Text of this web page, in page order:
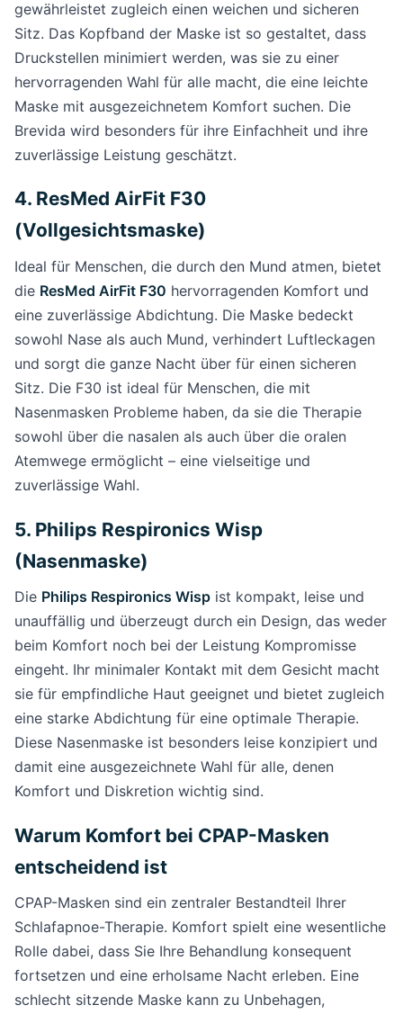
gewährleistet zugleich einen weichen und sicheren
Sitz. Das Kopfband der Maske ist so gestaltet, dass
Druckstellen minimiert werden, was sie zu einer
hervorragenden Wahl für alle macht, die eine leichte
Maske mit ausgezeichnetem Komfort suchen. Die
Brevida wird besonders für ihre Einfachheit und ihre
zuverlässige Leistung geschätzt.
4. ResMed AirFit F30
(Vollgesichtsmaske)
Ideal für Menschen, die durch den Mund atmen, bietet
die ResMed AirFit F30 hervorragenden Komfort und
eine zuverlässige Abdichtung. Die Maske bedeckt
sowohl Nase als auch Mund, verhindert Luftleckagen
und sorgt die ganze Nacht über für einen sicheren
Sitz. Die F30 ist ideal für Menschen, die mit
Nasenmasken Probleme haben, da sie die Therapie
sowohl über die nasalen als auch über die oralen
Atemwege ermöglicht – eine vielseitige und
zuverlässige Wahl.
5. Philips Respironics Wisp
(Nasenmaske)
Die Philips Respironics Wisp ist kompakt, leise und
unauffällig und überzeugt durch ein Design, das weder
beim Komfort noch bei der Leistung Kompromisse
eingeht. Ihr minimaler Kontakt mit dem Gesicht macht
sie für empfindliche Haut geeignet und bietet zugleich
eine starke Abdichtung für eine optimale Therapie.
Diese Nasenmaske ist besonders leise konzipiert und
damit eine ausgezeichnete Wahl für alle, denen
Komfort und Diskretion wichtig sind.
Warum Komfort bei CPAP-Masken
entscheidend ist
CPAP-Masken sind ein zentraler Bestandteil Ihrer
Schlafapnoe-Therapie. Komfort spielt eine wesentliche
Rolle dabei, dass Sie Ihre Behandlung konsequent
fortsetzen und eine erholsame Nacht erleben. Eine
schlecht sitzende Maske kann zu Unbehagen,